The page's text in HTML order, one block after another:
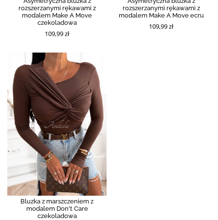
rozszerzanymi rękawami z
modalem Make A Move
czekoladowa
109,99 zł
rozszerzanymi rękawami z
modalem Make A Move ecru
109,99 zł
Bluzka z marszczeniem z
modalem Don't Care
czekoladowa